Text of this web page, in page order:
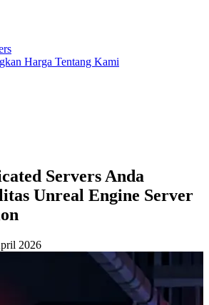
Harga Tentang Kami
Servers Anda
Unreal Engine Server
2026